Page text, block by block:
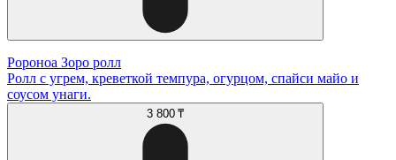
Ророноа Зоро ролл
Ролл с угрем, креветкой темпура, огурцом, спайси майо и
соусом унаги.
3 800 ₸